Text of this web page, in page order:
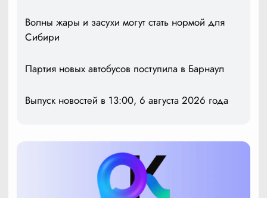
Волны жары и засухи могут стать нормой для
Сибири
Партия новых автобусов поступила в Барнаул
Выпуск новостей в 13:00, 6 августа 2026 года